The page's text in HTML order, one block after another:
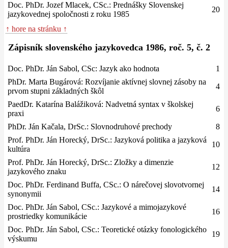
Doc. PhDr. Jozef Mlacek, CSc.: Prednášky Slovenskej
jazykovednej spoločnosti z roku 1985
20
↑ hore na stránku ↑
Zápisník slovenského jazykovedca 1986, roč. 5, č. 2
Doc. PhDr. Ján Sabol, CSc: Jazyk ako hodnota
1
PhDr. Marta Bugárová: Rozvíjanie aktívnej slovnej zásoby na
prvom stupni základných škôl
4
PaedDr. Katarína Balážiková: Nadvetná syntax v školskej
praxi
6
PhDr. Ján Kačala, DrSc.: Slovnodruhové prechody
8
Prof. PhDr. Ján Horecký, DrSc.: Jazyková politika a jazyková
kultúra
10
Prof. PhDr. Ján Horecký, DrSc.: Zložky a dimenzie
jazykového znaku
12
Doc. PhDr. Ferdinand Buffa, CSc.: O nárečovej slovotvornej
synonymii
14
Doc. PhDr. Ján Sabol, CSc.: Jazykové a mimojazykové
prostriedky komunikácie
16
Doc. PhDr. Ján Sabol, CSc.: Teoretické otázky fonologického
výskumu
19